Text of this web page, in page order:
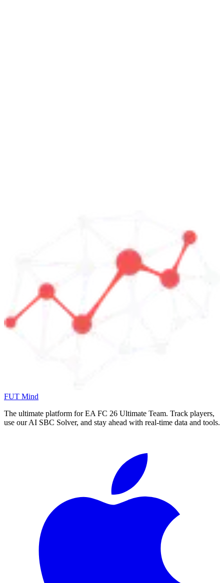
FUT Mind
The ultimate platform for EA FC 26 Ultimate Team. Track players,
use our AI SBC Solver, and stay ahead with real-time data and tools.